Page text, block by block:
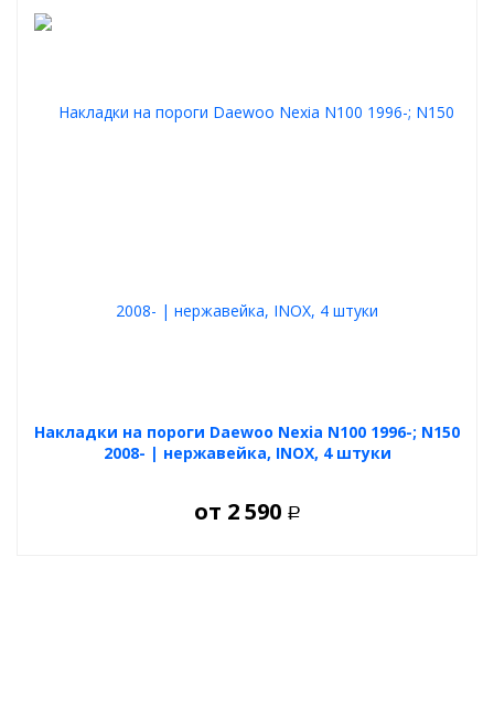
Накладки на пороги Daewoo Nexia N100 1996-; N150
2008- | нержавейка, INOX, 4 штуки
от 2 590 Р